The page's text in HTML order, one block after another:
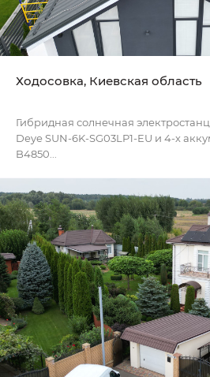
Ходосовка, Киевская область
Гибридная солнечная
Deye SUN-6K-SG03LP1-EU и 4-х
B4850...